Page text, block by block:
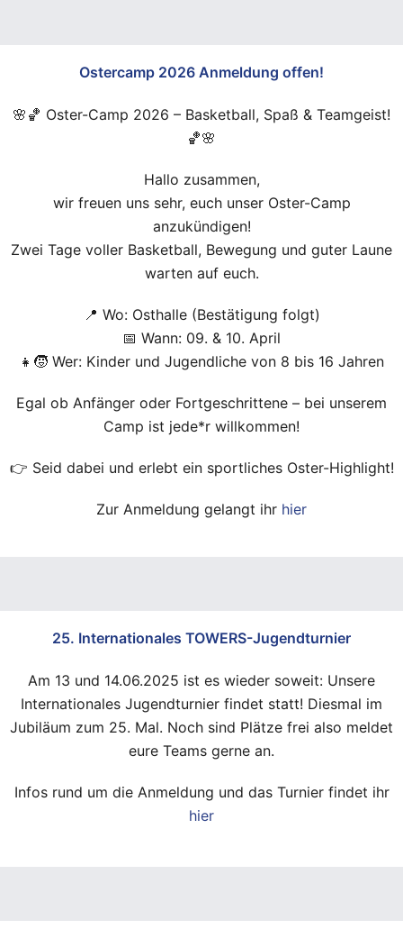
Ostercamp 2026 Anmeldung offen!
🌸🏀 Oster-Camp 2026 – Basketball, Spaß & Teamgeist!
🏀🌸
Hallo zusammen,
wir freuen uns sehr, euch unser Oster-Camp
anzukündigen!
Zwei Tage voller Basketball, Bewegung und guter Laune
warten auf euch.
📍 Wo: Osthalle (Bestätigung folgt)
📅 Wann: 09. & 10. April
👧🧒 Wer: Kinder und Jugendliche von 8 bis 16 Jahren
Egal ob Anfänger oder Fortgeschrittene – bei unserem
Camp ist jede*r willkommen!
👉 Seid dabei und erlebt ein sportliches Oster-Highlight!
Zur Anmeldung gelangt ihr hier
25. Internationales TOWERS-Jugendturnier
Am 13 und 14.06.2025 ist es wieder soweit: Unsere
Internationales Jugendturnier findet statt! Diesmal im
Jubiläum zum 25. Mal. Noch sind Plätze frei also meldet
eure Teams gerne an.
Infos rund um die Anmeldung und das Turnier findet ihr
hier